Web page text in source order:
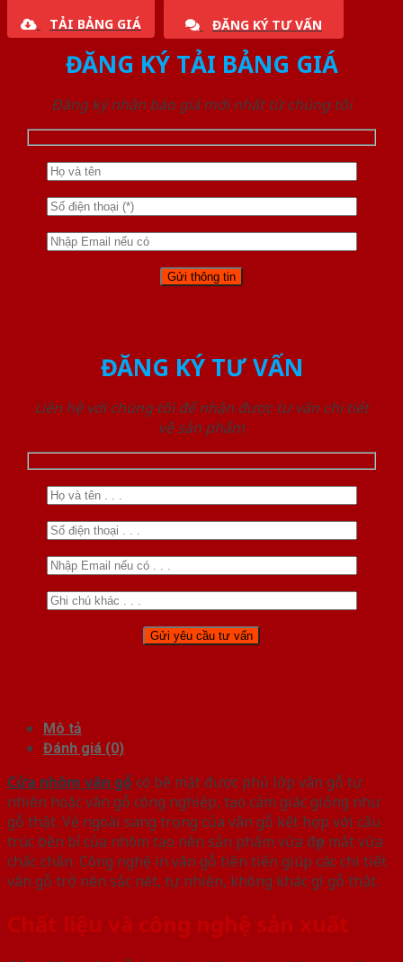
TẢI BẢNG GIÁ ĐĂNG KÝ TƯ VẤN
ĐĂNG KÝ TẢI BẢNG GIÁ
Đăng ký nhận báo giá mới nhất từ chúng tôi
ĐĂNG KÝ TƯ VẤN
Liên hệ với chúng tôi để nhận được tư vấn chi tiết
về sản phẩm
Mô tả
Đánh giá (0)
Cửa nhôm vân gỗcó bề mặt được phủ lớp vân gỗ tự
nhiên hoặc vân gỗ công nghiệp, tạo cảm giác giống như
gỗ thật. Vẻ ngoài sang trọng của vân gỗ kết hợp với cấu
trúc bền bỉ của nhôm tạo nên sản phẩm vừa đẹp mắt vừa
chắc chắn. Công nghệ in vân gỗ tiên tiến giúp các chi tiết
vân gỗ trở nên sắc nét, tự nhiên, không khác gì gỗ thật.
Chất liệu và công nghệ sản xuất